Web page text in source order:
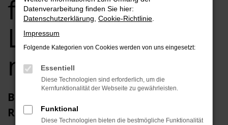
finanzieren |
Lieferservice
nach Soest
Budde Automobile – perfekt für Ihren
Renault in Soest
Datenverarbeitung finden Sie hier:
Datenschutzerklärung Cookie-Richtlinie
Impressum
Folgende Kategorien von Cookies werden von uns eingesetzt:
Essentiell
Diese Technologien sind erforderlich, um die
Kernfunktionalität der Webseite zu gewährleisten.
Funktional
Diese Technologien bieten die bestmögliche Funktionalität